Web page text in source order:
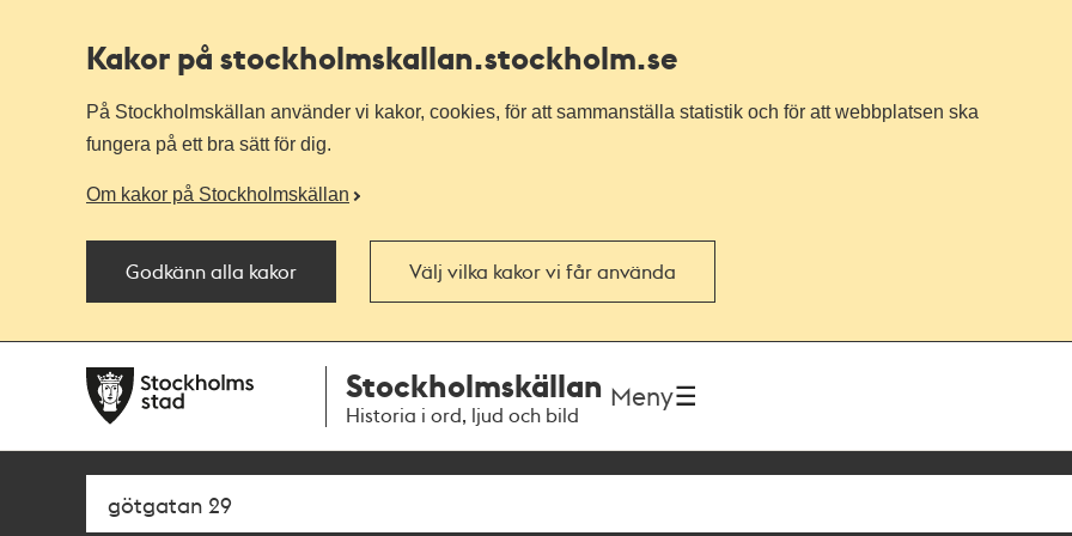
Kakor på stockholmskallan.stockholm.se
På Stockholmskällan använder vi kakor, cookies, för att sammanställa statistik och för att webbplatsen ska
fungera på ett bra sätt för dig.
Om kakor på Stockholmskällan
Godkänn alla kakor Välj vilka kakor vi får använda
navigationen
huvudinnehållet
Stockholmskällan
Historia i ord, ljud och bild
Meny
Sök